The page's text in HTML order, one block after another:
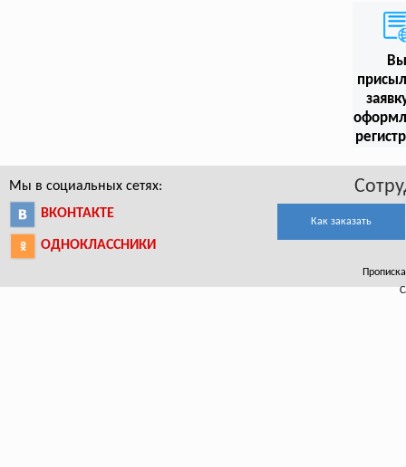
Вы
Мы в социальных сетях:
ВКОНТАКТЕ
ОДНОКЛАССНИКИ
Как заказать